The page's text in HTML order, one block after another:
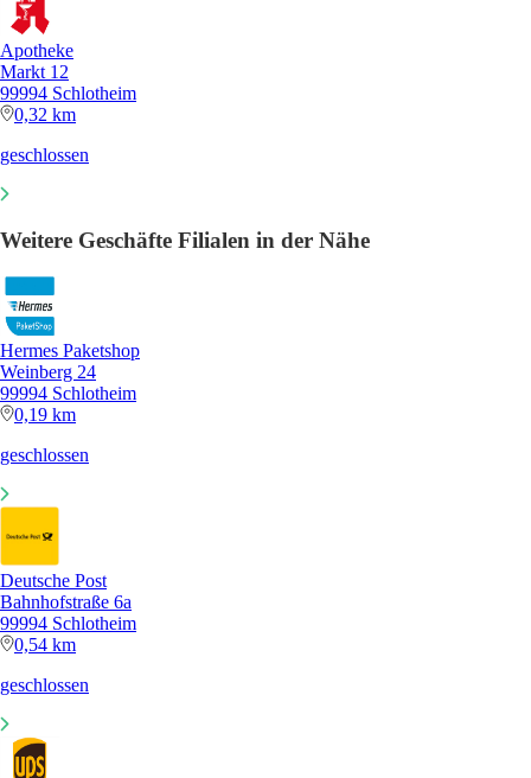
Apotheke
Markt 12
99994 Schlotheim
0,32 km
geschlossen
Weitere Geschäfte Filialen in der Nähe
Hermes Paketshop
Weinberg 24
99994 Schlotheim
0,19 km
geschlossen
Deutsche Post
Bahnhofstraße 6a
99994 Schlotheim
0,54 km
geschlossen